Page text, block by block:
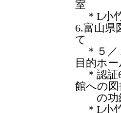
室
＊L小
6.富山県
て
＊５／
目的ホ
＊認証
館への
の功
＊L